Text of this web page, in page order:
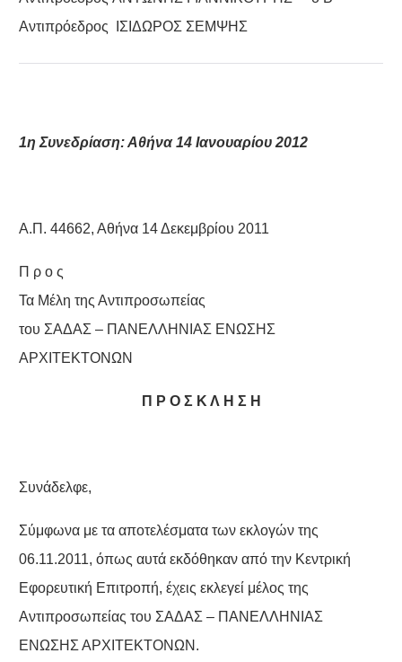
Αντιπρόεδρος ΙΣΙΔΩΡΟΣ ΣΕΜΨΗΣ
1η Συνεδρίαση: Αθήνα 14 Ιανουαρίου 2012
Α.Π. 44662, Αθήνα 14 Δεκεμβρίου 2011
Π ρ ο ς
Τα Μέλη της Αντιπροσωπείας
του ΣΑΔΑΣ – ΠΑΝΕΛΛΗΝΙΑΣ ΕΝΩΣΗΣ
ΑΡΧΙΤΕΚΤΟΝΩΝ
Π Ρ Ο Σ Κ Λ Η Σ Η
Συνάδελφε,
Σύμφωνα με τα αποτελέσματα των εκλογών της
06.11.2011, όπως αυτά εκδόθηκαν από την Κεντρική
Εφορευτική Επιτροπή, έχεις εκλεγεί μέλος της
Αντιπροσωπείας του ΣΑΔΑΣ – ΠΑΝΕΛΛΗΝΙΑΣ
ΕΝΩΣΗΣ ΑΡΧΙΤΕΚΤΟΝΩΝ.